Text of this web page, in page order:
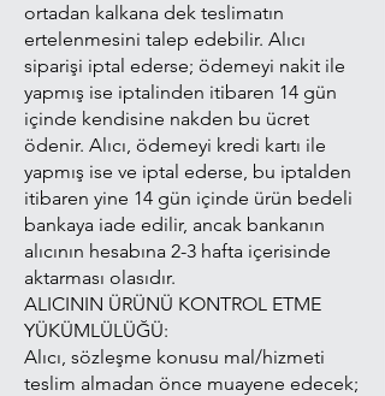
ortadan kalkana dek teslimatın
ertelenmesini talep edebilir. Alıcı
siparişi iptal ederse; ödemeyi nakit ile
yapmış ise iptalinden itibaren 14 gün
içinde kendisine nakden bu ücret
ödenir. Alıcı, ödemeyi kredi kartı ile
yapmış ise ve iptal ederse, bu iptalden
itibaren yine 14 gün içinde ürün bedeli
bankaya iade edilir, ancak bankanın
alıcının hesabına 2-3 hafta içerisinde
aktarması olasıdır.
ALICININ ÜRÜNÜ KONTROL ETME
YÜKÜMLÜLÜĞÜ:
Alıcı, sözleşme konusu mal/hizmeti
teslim almadan önce muayene edecek;